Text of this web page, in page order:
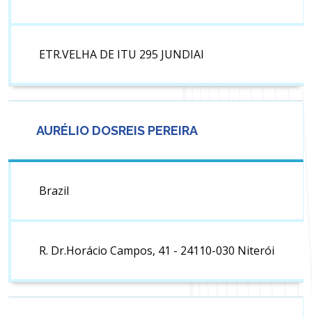
ETR.VELHA DE ITU 295 JUNDIAI
AURÉLIO DOSREIS PEREIRA
Brazil
R. Dr.Horácio Campos, 41 - 24110-030 Niterói